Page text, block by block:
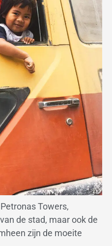
Towers,
de stad, maar ook de
zijn de moeite